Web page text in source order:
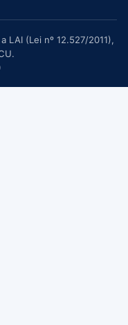
LAI (Lei nº 12.527/2011),